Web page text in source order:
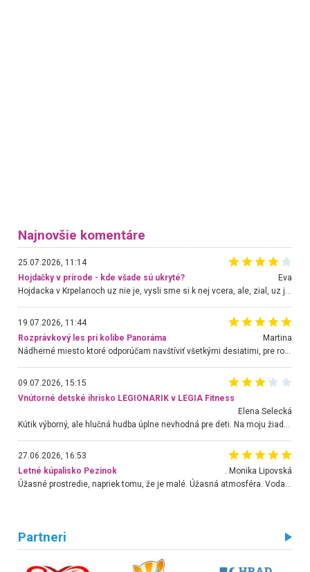
Najnovšie komentáre
25.07.2026, 11:14
Hojdačky v prírode - kde všade sú ukryté?
Eva
Hojdacka v Krpelanoch uz nie je, vysli sme si k nej vcera, ale, zial, uz je znicena. Ak sem planujete cestu len kvoli hojdacke, mozete si ju usetrit. Krasny vyhlad je tu vsak aj bez hojdacky :-)
19.07.2026, 11:44
Rozprávkový les pri kolibe Panoráma
Martina
Nádherné miesto ktoré odporúčam navštíviť všetkými desiatimi, pre rodiny s deťmi, dôchodcom... Proste a jednoducho ozaj rozprávkový les.. určite ešte prídeme. Odniesli sme si na pamiatku krásne tričká,
09.07.2026, 15:15
Vnútorné detské ihrisko LEGIONARIK v LEGIA Fitness
Elena Selecká
27.06.2026, 16:53
Letné kúpalisko Pezinok
. Monika Lipovská
Úžasné prostredie, napriek tomu, že je malé. Úžasná atmosféra. Voda fantastická a nádherná. Ľudí je pomerne veľa, ale su mili a ohľaduplní. Je veľmi zaujímavé sledovať, ako dokážu spolu športovať cudzí ľudia a bez ohľadu na vek. Vládne tu pohoda. Vnuka neviem dostať z vody. Ďakujem za krásny deň . Urcite sa sem vrátim. Jediný problém je s parkovaním, ale aj ten sa mi podarilo vyriešiť. Monika Bratislava
Partneri